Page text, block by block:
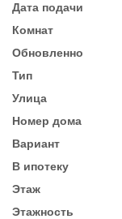
Дата подачи
Комнат
Обновленно
Тип
Улица
Номер дома
Вариант
В ипотеку
Этаж
Этажность